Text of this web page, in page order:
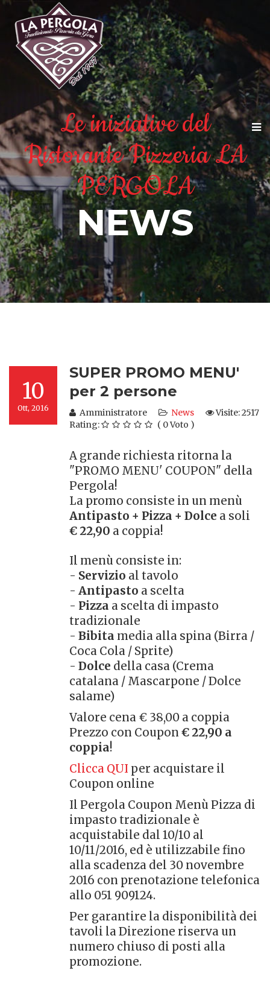
Le iniziative del
Ristorante Pizzeria LA
PERGOLA
NEWS
10
Ott, 2016
SUPER PROMO MENU'
per 2 persone
Amministratore News
Visite: 2517
Rating:
( 0 Voto )
A grande richiesta ritorna la
"PROMO MENU' COUPON" della
Pergola!
La promo consiste in un menù
Antipasto + Pizza + Dolce a soli
€22,90 a coppia!
Il menù consiste in:
- Servizio al tavolo
- Antipasto a scelta
- Pizza a scelta di impasto
tradizionale
- Bibita media alla spina (Birra /
Coca Cola / Sprite)
- Dolce della casa (Crema
catalana / Mascarpone / Dolce
salame)
Valore cena € 38,00 a coppia
Prezzo con Coupon € 22,90 a
coppia!
Clicca QUI per acquistare il
Coupon online
Il Pergola Coupon Menù Pizza di
impasto tradizionale è
acquistabile dal 10/10 al
10/11/2016, ed è utilizzabile fino
alla scadenza del 30 novembre
2016 con prenotazione telefonica
allo 051 909124.
​Per garantire la disponibilità dei
tavoli la Direzione riserva un
numero chiuso di posti alla
promozione.